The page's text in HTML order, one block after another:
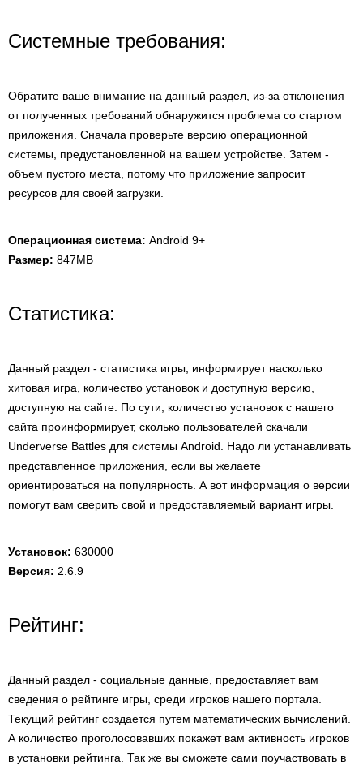
Системные требования:
Обратите ваше внимание на данный раздел, из-за отклонения
от полученных требований обнаружится проблема со стартом
приложения. Сначала проверьте версию операционной
системы, предустановленной на вашем устройстве. Затем -
объем пустого места, потому что приложение запросит
ресурсов для своей загрузки.
Операционная система: Android 9+
Размер: 847MB
Статистика:
Данный раздел - статистика игры, информирует насколько
хитовая игра, количество установок и доступную версию,
доступную на сайте. По сути, количество установок с нашего
сайта проинформирует, сколько пользователей скачали
Underverse Battles для системы Android. Надо ли устанавливать
представленное приложения, если вы желаете
ориентироваться на популярность. А вот информация о версии
помогут вам сверить свой и предоставляемый вариант игры.
Установок: 630000
Версия: 2.6.9
Рейтинг:
Данный раздел - социальные данные, предоставляет вам
сведения о рейтинге игры, среди игроков нашего портала.
Текущий рейтинг создается путем математических вычислений.
А количество проголосовавших покажет вам активность игроков
в установки рейтинга. Так же вы сможете сами поучаствовать в